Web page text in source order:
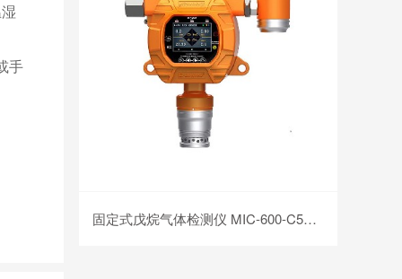
手
固定式戊烷气体检测仪 MIC-600-C5H12